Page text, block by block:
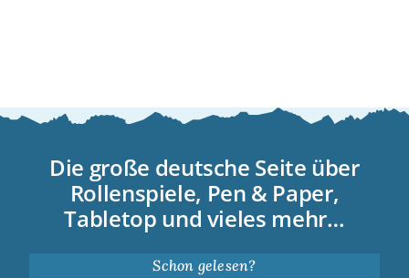
Die große deutsche Seite über
Rollenspiele, Pen & Paper,
Tabletop und vieles mehr…
Schon gelesen?